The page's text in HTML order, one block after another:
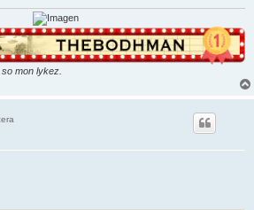
mon lykez.